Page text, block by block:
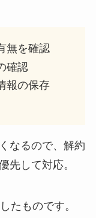
無を確認
確認
報の保存
なるので、解約
先して対応。
たものです。